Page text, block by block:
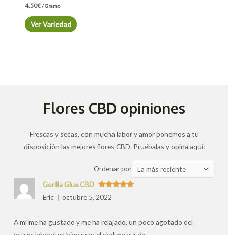
4.50€/ Gramo
Ver Variedad
Flores CBD opiniones
Frescas y secas, con mucha labor y amor ponemos a tu
disposición las mejores flores CBD. Pruébalas y opina aquí:
Ordenar por Ordenar
las
Valorado
con
Gorilla Glue CBD
Eric
octubre 5, 2022
A mi me ha gustado y me ha relajado, un poco agotado del